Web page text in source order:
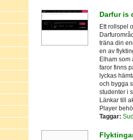
Darfur is
Ett rollspel
träna din
en av
Elham som
faror finns
lyckas
och bygga
studenter i
Länkar till
Player
Taggar: